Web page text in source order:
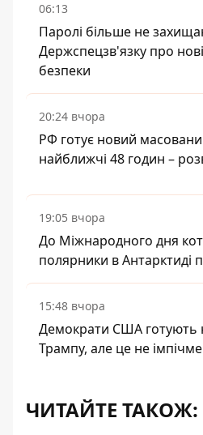
06:13
Паролі більше не
Держспецзв'язку про
безпеки
20:24 вчора
РФ готує новий
найближчі 48 годин –
19:05 вчора
До Міжнародного дня
полярники в Антарктиді
15:48 вчора
Демократи США готують
Трампу, але це не
ЧИТАЙТЕ ТАКОЖ: